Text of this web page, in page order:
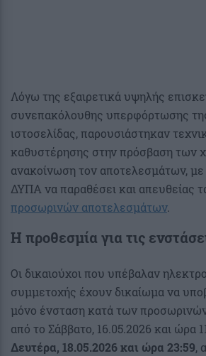
Λόγω της εξαιρετικά υψηλής
συνεπακόλουθης υπερφόρτωσης
ιστοσελίδας, παρουσιάστηκαν
καθυστέρησης στην πρόσβαση των
ανακοίνωση τον αποτελεσμάτων,
ΔΥΠΑ να παραθέσει και απευθείας
προσωρινών αποτελεσμάτων.
Η προθεσμία για τις
Οι δικαιούχοι που υπέβαλαν
συμμετοχής έχουν δικαίωμα να
μόνο ένσταση κατά των
από το Σάββατο, 16.05.2026 και ώρα
Δευτέρα, 18.05.2026 και ώρα 23:59,